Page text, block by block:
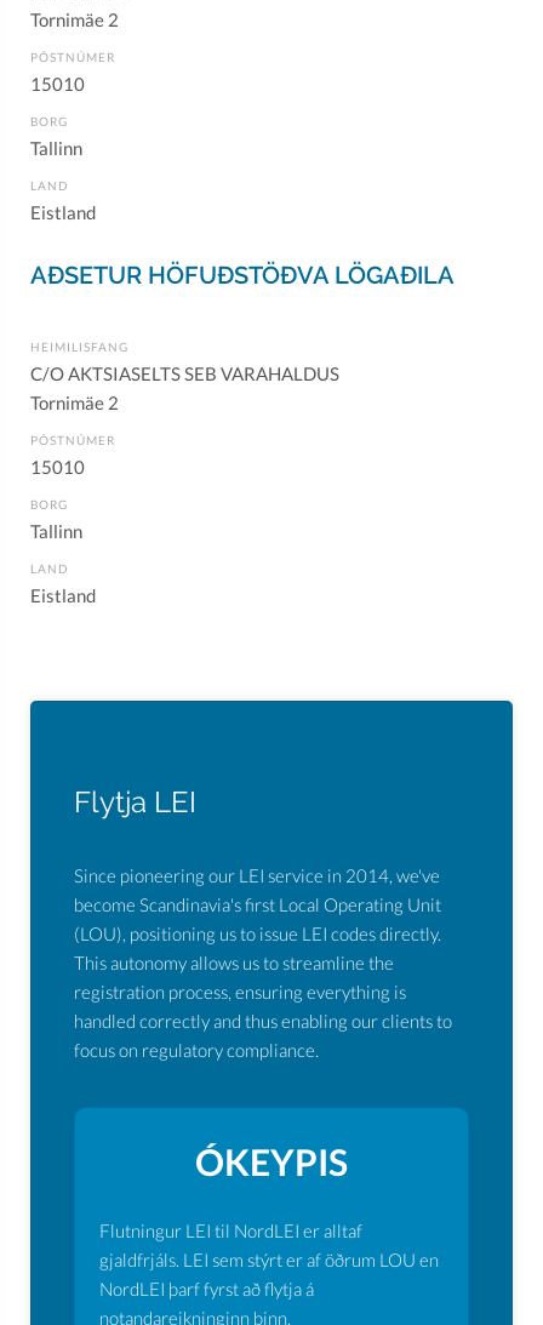
Tornimäe 2
PÓSTNÚMER
15010
BORG
Tallinn
LAND
Eistland
AÐSETUR HÖFUÐSTÖÐVA LÖGAÐILA
HEIMILISFANG
C/O AKTSIASELTS SEB VARAHALDUS
Tornimäe 2
PÓSTNÚMER
15010
BORG
Tallinn
LAND
Eistland
Flytja LEI
Since pioneering our LEI service in 2014, we've
become Scandinavia's first Local Operating Unit
(LOU), positioning us to issue LEI codes directly.
This autonomy allows us to streamline the
registration process, ensuring everything is
handled correctly and thus enabling our clients to
focus on regulatory compliance.
ÓKEYPIS
Flutningur LEI til NordLEI er alltaf
gjaldfrjáls. LEI sem stýrt er af öðrum LOU en
NordLEI þarf fyrst að flytja á
notandareikninginn þinn.